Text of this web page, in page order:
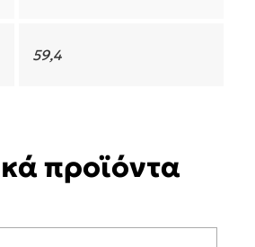
59,4
προϊόντα